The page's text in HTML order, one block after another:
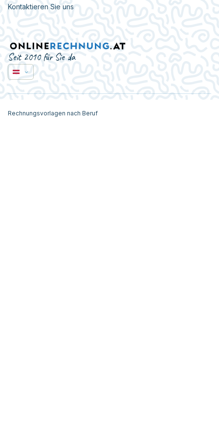
Kontaktieren Sie uns
Seit 2010 für Sie da
Rechnungsvorlagen nach Beruf